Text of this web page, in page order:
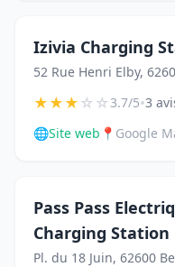
Izivia Charging
52 Rue Henri Elby,
★★★☆☆3.7/5•3
🌐Site web 📍 Google
Pass Pass
Charging Station
Pl. du 18 Juin, 62600